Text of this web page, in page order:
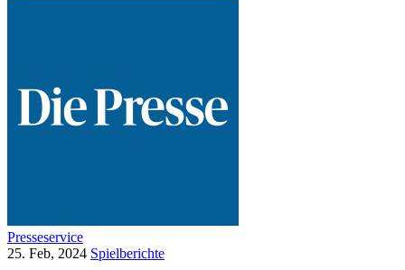
Presseservice
25. Feb, 2024 Spielberichte